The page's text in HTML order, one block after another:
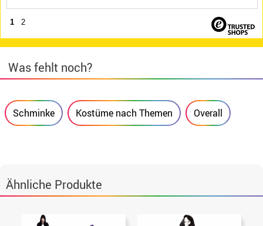
1 2
Was fehlt noch?
Schminke Kostüme nach Themen Overall
Ähnliche Produkte